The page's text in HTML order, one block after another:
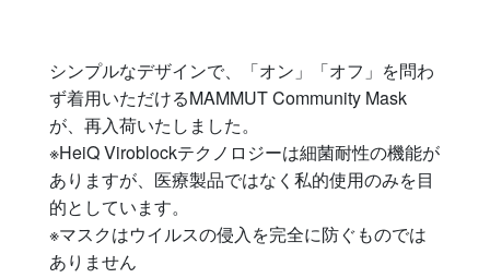
シンプルなデザインで、「オン」「オフ」を問わ
ず着用いただけるMAMMUT Community Mask
が、再入荷いたしました。
※HeiQ Viroblockテクノロジーは細菌耐性の機能が
ありますが、医療製品ではなく私的使用のみを目
的としています。
※マスクはウイルスの侵入を完全に防ぐものでは
ありません